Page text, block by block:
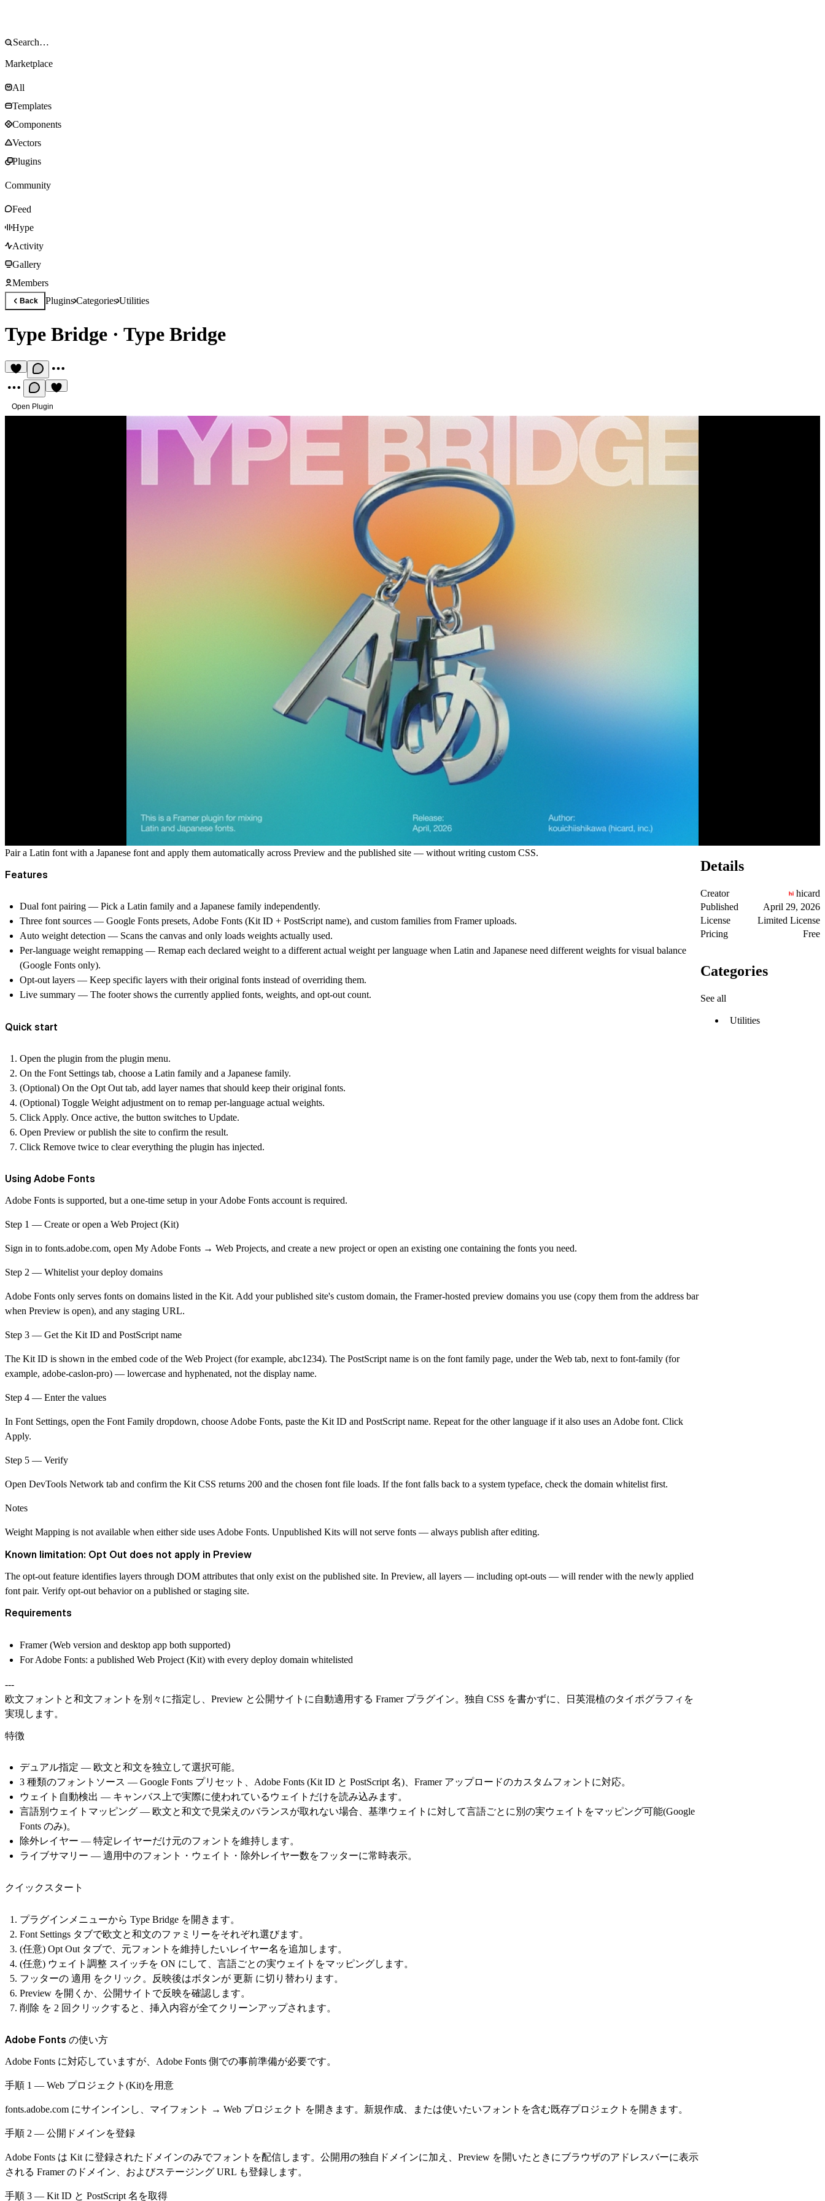
Marketplace
All
Templates
Components
Vectors
Plugins
Community
Feed
Hype
Activity
Gallery
Members
Back PluginsCategoriesUtilities
Type Bridge · Type Bridge
Open Plugin
Pair a Latin font with a Japanese font and apply them automatically across Preview and the published site — without writing custom CSS.
Features
Dual font pairing — Pick a Latin family and a Japanese family independently.
Three font sources — Google Fonts presets, Adobe Fonts (Kit ID + PostScript name), and custom families from Framer uploads.
Auto weight detection — Scans the canvas and only loads weights actually used.
Per-language weight remapping — Remap each declared weight to a different actual weight per language when Latin and Japanese need different weights for visual balance
(Google Fonts only).
Opt-out layers — Keep specific layers with their original fonts instead of overriding them.
Live summary — The footer shows the currently applied fonts, weights, and opt-out count.
Quick start
Open the plugin from the plugin menu.
On the Font Settings tab, choose a Latin family and a Japanese family.
(Optional) On the Opt Out tab, add layer names that should keep their original fonts.
(Optional) Toggle Weight adjustment on to remap per-language actual weights.
Click Apply. Once active, the button switches to Update.
Open Preview or publish the site to confirm the result.
Click Remove twice to clear everything the plugin has injected.
Using Adobe Fonts
Adobe Fonts is supported, but a one-time setup in your Adobe Fonts account is required.
Step 1 — Create or open a Web Project (Kit)
Sign in to fonts.adobe.com, open My Adobe Fonts → Web Projects, and create a new project or open an existing one containing the fonts you need.
Step 2 — Whitelist your deploy domains
Adobe Fonts only serves fonts on domains listed in the Kit. Add your published site's custom domain, the Framer-hosted preview domains you use (copy them from the address bar
when Preview is open), and any staging URL.
Step 3 — Get the Kit ID and PostScript name
The Kit ID is shown in the embed code of the Web Project (for example, abc1234). The PostScript name is on the font family page, under the Web tab, next to font-family (for
example, adobe-caslon-pro) — lowercase and hyphenated, not the display name.
Step 4 — Enter the values
In Font Settings, open the Font Family dropdown, chooseAdobe Fonts, paste the Kit ID and PostScript name. Repeat for the other language if it also uses an Adobe font. Click
Apply.
Step 5 — Verify
Open DevTools Network tab and confirm the Kit CSS returns 200 and the chosen font file loads. If the font falls back to a system typeface, check the domain whitelist first.
Notes
Weight Mapping is not available when either side uses Adobe Fonts. Unpublished Kits will not serve fonts — always publish after editing.
Known limitation: Opt Out does not apply in Preview
The opt-out feature identifies layers through DOM attributes that only exist on the published site. In Preview, all layers — including opt-outs — will render with the newly applied
font pair. Verify opt-out behavior on a published or staging site.
Requirements
Framer (Web version and desktop app both supported)
For Adobe Fonts: a published Web Project (Kit) with every deploy domain whitelisted
---
欧文フォントと和文フォントを別々に指定し、Preview と公開サイトに自動適用する Framer プラグイン。独自 CSS を書かずに、日英混植のタイポグラフィを
実現します。
特徴
デュアル指定 — 欧文と和文を独立して選択可能。
3 種類のフォントソース — Google Fonts プリセット、Adobe Fonts (Kit ID と PostScript 名)、Framer アップロードのカスタムフォントに対応。
ウェイト自動検出 — キャンバス上で実際に使われているウェイトだけを読み込みます。
言語別ウェイトマッピング — 欧文と和文で見栄えのバランスが取れない場合、基準ウェイトに対して言語ごとに別の実ウェイトをマッピング可能(Google
Fonts のみ)。
除外レイヤー — 特定レイヤーだけ元のフォントを維持します。
ライブサマリー — 適用中のフォント・ウェイト・除外レイヤー数をフッターに常時表示。
クイックスタート
プラグインメニューから Type Bridge を開きます。
Font Settings タブで欧文と和文のファミリーをそれぞれ選びます。
(任意) Opt Out タブで、元フォントを維持したいレイヤー名を追加します。
(任意) ウェイト調整 スイッチを ON にして、言語ごとの実ウェイトをマッピングします。
フッターの 適用 をクリック。反映後はボタンが 更新 に切り替わります。
Preview を開くか、公開サイトで反映を確認します。
削除 を 2 回クリックすると、挿入内容が全てクリーンアップされます。
Adobe Fonts の使い方
Adobe Fonts に対応していますが、Adobe Fonts 側での事前準備が必要です。
手順 1 — Web プロジェクト(Kit)を用意
fonts.adobe.com にサインインし、 マイフォント → Web プロジェクト を開きます。新規作成、または使いたいフォントを含む既存プロジェクトを開きます。
手順 2 — 公開ドメインを登録
Adobe Fonts は Kit に登録されたドメインのみでフォントを配信します。公開用の独自ドメインに加え、Preview を開いたときにブラウザのアドレスバーに表示
される Framer のドメイン、およびステージング URL も登録します。
手順 3 — Kit ID と PostScript 名を取得
Details
Creator
hicard
Published
April 29, 2026
License
Limited License
Pricing
Free
Categories
See all
Utilities